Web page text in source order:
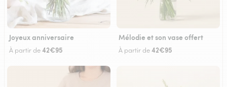
Joyeux anniversaire
À partir de42€95
Mélodie et son vase offert
À partir de42€95